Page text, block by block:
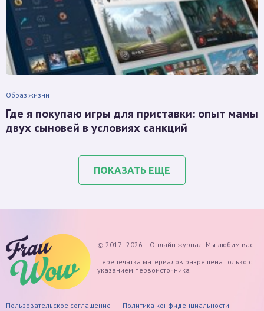
Образ жизни
Где я покупаю игры для приставки: опыт мамы
двух сыновей в условиях санкций
ПОКАЗАТЬ ЕЩЕ
© 2017–2026 – Онлайн-журнал. Мы любим вас
Перепечатка материалов разрешена только с
указанием первоисточника
Пользовательское соглашение Политика конфиденциальности